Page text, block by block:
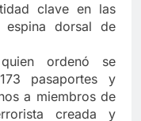
clave en las
espina dorsal de
ordenó se
pasaportes y
a miembros de
creada y